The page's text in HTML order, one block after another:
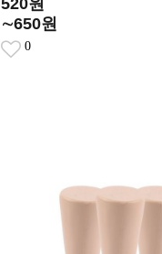
∼650원
0